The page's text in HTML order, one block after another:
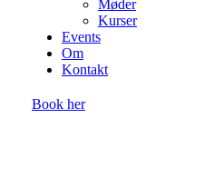
Møder
Kurser
Events
Om
Kontakt
Book her